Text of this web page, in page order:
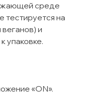
среде
тестируется на
и
упаковке.
«ON».